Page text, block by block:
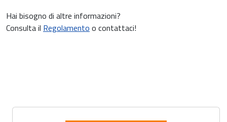
Hai bisogno di altre informazioni?
Consulta il Regolamento o contattaci!